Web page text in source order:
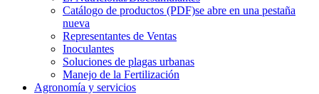
Catálogo de productos (PDF)se abre en una pestaña
nueva
Representantes de Ventas
Inoculantes
Soluciones de plagas urbanas
Manejo de la Fertilización
Agronomía y servicios